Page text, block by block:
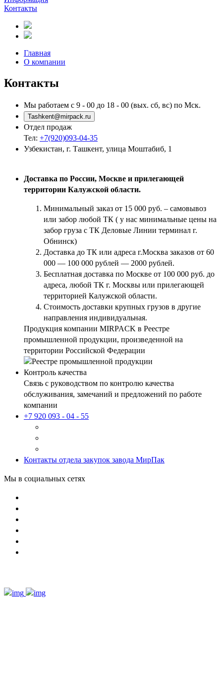
Контакты
Главная
О компании
Контакты
Мы работаем с 9 - 00 до 18 - 00 (вых. сб, вс) по Мск.
Tashkent@mirpack.ru
Отдел продаж
Тел: +7(920)093-04-35
Узбекистан, г. Ташкент, улица Моштабиб, 1
Доставка по России, Москве и прилегающей
территории Калужской области.
Минимальный заказ от 15 000 руб. – самовывоз
или забор любой ТК ( у нас минимальные цены на
забор груза с ТК Деловые Линии терминал г.
Обнинск)
Доставка до ТК или адреса г.Москва заказов от 60
000 — 100 000 рублей — 2000 рублей.
Бесплатная доставка по Москве от 100 000 руб. до
адреса, любой ТК г. Москвы или прилегающей
территорией Калужской области.
Стоимость доставки крупных грузов в другие
направления индивидуальная.
Продукция компании MIRPACK в Реестре
промышленной продукции, произведенной на
территории Российской Федерации
Контроль качества
Связь с руководством по контролю качества
обслуживания, замечаний и предложений по работе
компании
+7 920 093 - 04 - 55
Контакты отдела закупок завода МирПак
Мы в социальных сетях